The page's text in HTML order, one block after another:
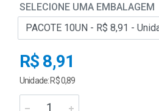
SELECIONE UMA EMBALAGEM
R$ 8,91
Unidade: R$ 0,89